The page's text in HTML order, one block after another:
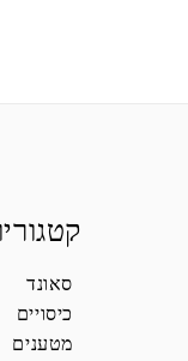
סאונד
כיסויים
מטענים